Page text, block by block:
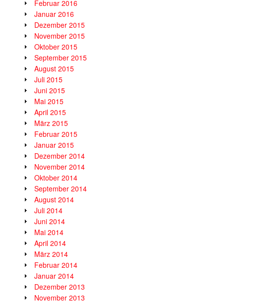
Februar 2016
Januar 2016
Dezember 2015
November 2015
Oktober 2015
September 2015
August 2015
Juli 2015
Juni 2015
Mai 2015
April 2015
März 2015
Februar 2015
Januar 2015
Dezember 2014
November 2014
Oktober 2014
September 2014
August 2014
Juli 2014
Juni 2014
Mai 2014
April 2014
März 2014
Februar 2014
Januar 2014
Dezember 2013
November 2013